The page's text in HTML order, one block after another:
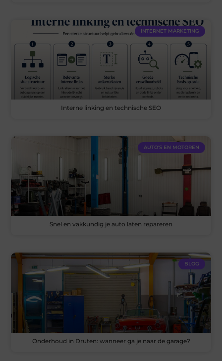
INTERNET MARKETING
Interne linking en technische SEO
AUTO'S EN MOTOREN
Snel en vakkundig je auto laten repareren
BLOG
Onderhoud in Druten: wanneer ga je naar de garage?